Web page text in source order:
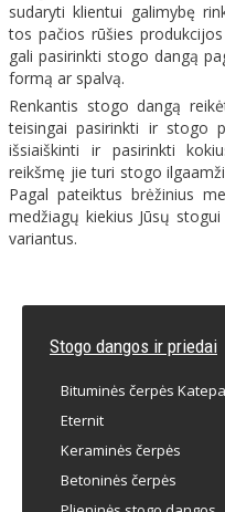
sudaryti klientui galimybę
tos pačios rūšies
gali pasirinkti stogo dangą
formą ar spalvą.
Renkantis stogo dangą
teisingai pasirinkti ir stogo
išsiaiškinti ir pasirinkti
reikšmę jie turi stogo
Pagal pateiktus brėžinius
medžiagų kiekius Jūsų
variantus.
Stogo dangos ir priedai
Bituminės čerpės
Eternit
Keraminės čerpės
Betoninės čerpės